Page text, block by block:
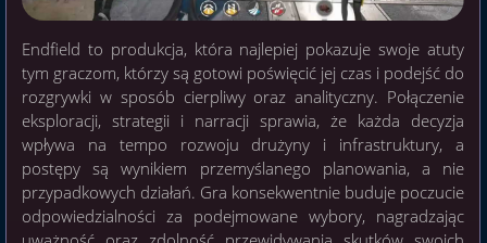
Endfield to produkcja, która najlepiej pokazuje swoje atuty
tym graczom, którzy są gotowi poświęcić jej czas i podejść do
rozgrywki w sposób cierpliwy oraz analityczny. Połączenie
eksploracji, strategii i narracji sprawia, że każda decyzja
wpływa na tempo rozwoju drużyny i infrastruktury, a
postępy są wynikiem przemyślanego planowania, a nie
przypadkowych działań. Gra konsekwentnie buduje poczucie
odpowiedzialności za podejmowane wybory, nagradzając